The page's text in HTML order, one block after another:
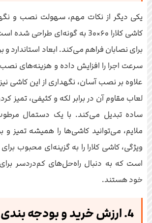
یکی دیگر از نکات مهم، سهولت نصب و
کاشی کلارا ۶۰×3۰ به گونه‌ای طراحی شده است که
برای نصابان فراهم می‌کند. ابعاد استاندارد
سرعت اجرا را افزایش داده و هزینه‌های
علاوه بر نصب آسان، نگهداری از این کاشی
لعاب مقاوم آن در برابر لکه و کثیفی، تمیز
ساده تبدیل می‌کند. با یک دستمال
ملایم، می‌توانید کاشی‌ها را همیشه تمیز و
ویژگی، کاشی کلارا را به گزینه‌ای محبوب
است که به دنبال راه‌حل‌های کم‌دردسر
خود هستند.
4. ارزش خرید و بودجه‌ بندی